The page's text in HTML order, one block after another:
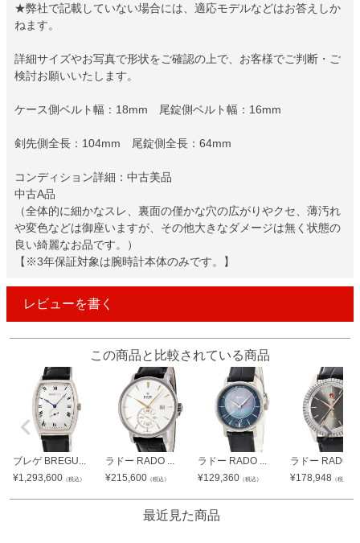
★弊社で記載していない場合には、適応モデルなどはお答えしか
ねます。
詳細サイズやお写真で形状をご確認の上で、お客様でご判断・ご
検討お願いいたします。
ケース側ベルト幅：18mm 尾錠側ベルト幅：16mm
剣先側全長：104mm 尾錠側全長：64mm
コンディション詳細：中古美品
中古A品
（全体的に細かなスレ、裏面の僅かな穴の広がりやクセ、薄汚れ
や変色などは御座いますが、その他大きなダメージは無く状態の
良い綺麗なお品です。）
【※3年保証対象は腕時計本体のみです。】
レビューを書く
この商品と比較されている商品
ブレゲ BREGU...
¥1,293,600 （税込）
ラドー RADO ...
¥215,600 （税込）
ラドー RADO ...
¥129,360 （税込）
ラドー RADO ...
¥178,948 （税込）
最近見た商品